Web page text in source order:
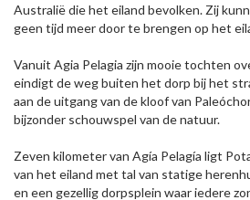
Australië die het eiland bevolken. Zij
geen tijd meer door te brengen op het
Vanuit Agia Pelagia zijn mooie tochten
eindigt de weg buiten het dorp bij het
aan de uitgang van de kloof van
bijzonder schouwspel van de natuur.
Zeven kilometer van Agía Pelagía ligt
van het eiland met tal van statige
en een gezellig dorpsplein waar iedere